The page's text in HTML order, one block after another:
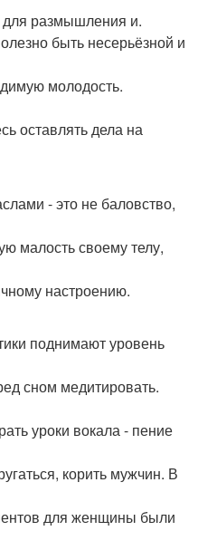
для размышления и.
быть несерьёзной и
молодость.
оставлять дела на
- это не баловство,
малость своему телу,
настроению.
поднимают уровень
сном медитировать.
уроки вокала - пение
корить мужчин. В
для женщины были